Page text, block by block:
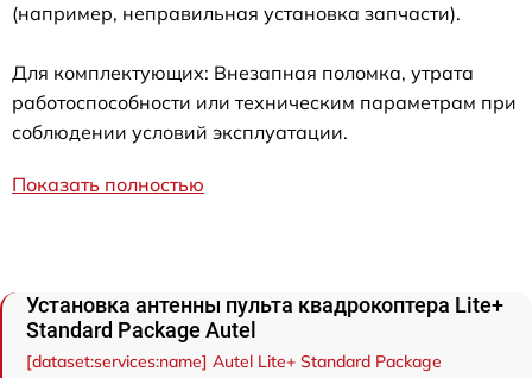
(например, неправильная установка запчасти).
Для комплектующих: Внезапная поломка, утрата
работоспособности или техническим параметрам при
соблюдении условий эксплуатации.
Показать полностью
Установка антенны пульта квадрокоптера Lite+
Standard Package Autel
[dataset:services:name] Autel Lite+ Standard Package